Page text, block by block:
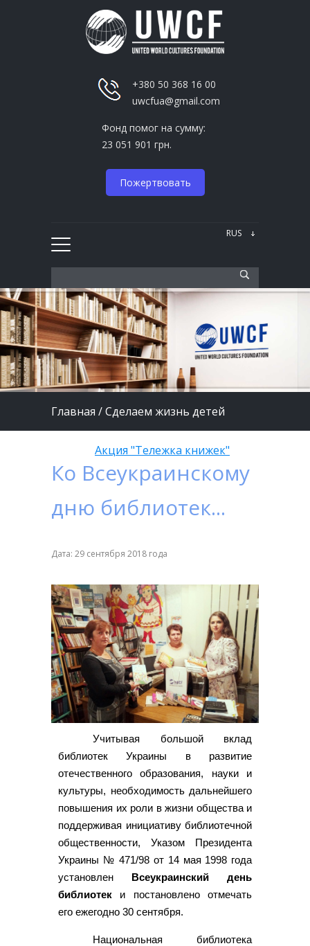
+380 50 368 16 00
uwcfua@gmail.com
Фонд помог на сумму:
23 051 901 грн.
Пожертвовать
Главная /Сделаем жизнь детей
Акция "Тележка книжек"
Ко Всеукраинскому
дню библиотек...
Дата: 29 сентября 2018 года
Учитывая большой вклад
библиотек Украины в развитие
отечественного образования, науки и
культуры, необходимость дальнейшего
повышения их роли в жизни общества и
поддерживая инициативу библиотечной
общественности, Указом Президента
Украины № 471/98 от 14 мая 1998 года
установлен Всеукраинский день
библиотек и постановлено отмечать
его ежегодно 30 сентября.
Национальная библиотека